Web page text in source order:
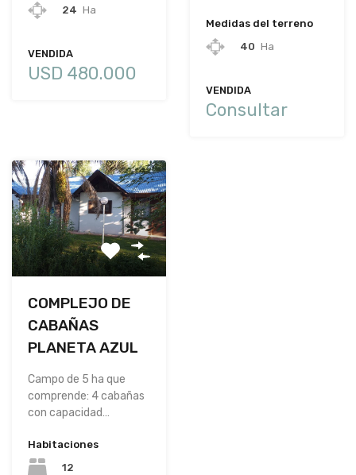
24 Ha
VENDIDA
USD 480.000
Medidas del terreno
40 Ha
VENDIDA
Consultar
COMPLEJO DE
CABAÑAS
PLANETA AZUL
Campo de 5 ha que
comprende: 4 cabañas
con capacidad…
Habitaciones
12